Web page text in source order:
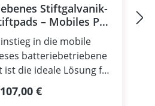
Stiftgalvanik-
– Mobiles Pen
Netzgerät
in die mobile
batteriebetriebene
ist die ideale Lösung für
in die selektive
Versilberung. Dank der
Regulärer Preis:
107,00 €